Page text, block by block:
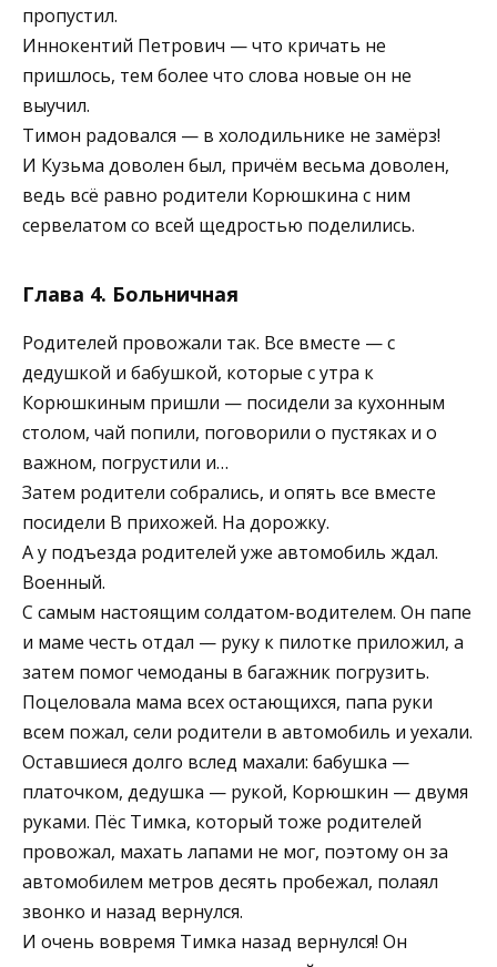
пропустил.
Иннокентий Петрович — что кричать не
пришлось, тем более что слова новые он не
выучил.
Тимон радовался — в холодильнике не замёрз!
И Кузьма доволен был, причём весьма доволен,
ведь всё равно родители Корюшкина с ним
сервелатом со всей щедростью поделились.
Глава 4. Больничная
Родителей провожали так. Все вместе — с
дедушкой и бабушкой, которые с утра к
Корюшкиным пришли — посидели за кухонным
столом, чай попили, поговорили о пустяках и о
важном, погрустили и…
Затем родители собрались, и опять все вместе
посидели В прихожей. На дорожку.
А у подъезда родителей уже автомобиль ждал.
Военный.
С самым настоящим солдатом-водителем. Он папе
и маме честь отдал — руку к пилотке приложил, а
затем помог чемоданы в багажник погрузить.
Поцеловала мама всех остающихся, папа руки
всем пожал, сели родители в автомобиль и уехали.
Оставшиеся долго вслед махали: бабушка —
платочком, дедушка — рукой, Корюшкин — двумя
руками. Пёс Тимка, который тоже родителей
провожал, махать лапами не мог, поэтому он за
автомобилем метров десять пробежал, полаял
звонко и назад вернулся.
И очень вовремя Тимка назад вернулся! Он